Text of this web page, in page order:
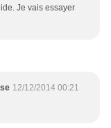
Je vais essayer
12/12/2014 00:21